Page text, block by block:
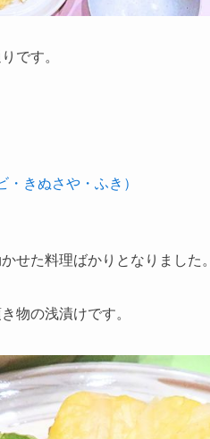
です。
きぬさや・ふき）
せた料理ばかりとなりました。
物の浅漬けです。